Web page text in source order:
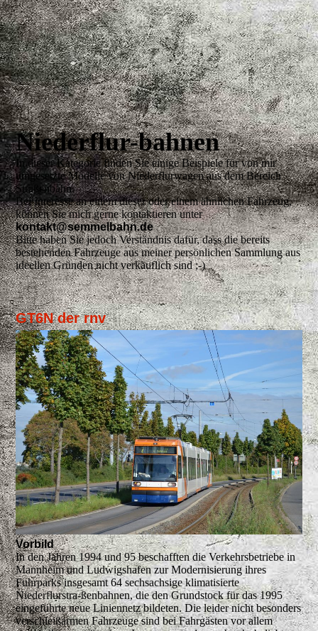
Niederflur-bahnen
In dieser Kategorie finden Sie einige Beispiele für von mir
umgesetzte Modelle von Niederflurwagen aus dem Bereich
Straßenbahn.
Bei Interesse an einem dieser oder einem ähnlichen Fahrzeug,
können Sie mich gerne kontaktieren unter
kontakt@semmelbahn.de
Bitte haben Sie jedoch Verständnis dafür, dass die bereits
bestehenden Fahrzeuge aus meiner persönlichen Sammlung aus
ideellen Gründen nicht verkäuflich sind ;-)
GT6N der rnv
Vorbild
In den Jahren 1994 und 95 beschafften die Verkehrsbetriebe in
Mannheim und Ludwigshafen zur Modernisierung ihres
Fuhrparks insgesamt 64 sechsachsige klimatisierte
Niederflurstra-ßenbahnen, die den Grundstock für das 1995
eingeführte neue Liniennetz bildeten. Die leider nicht besonders
verschleißarmen Fahrzeuge sind bei Fahrgästen vor allem